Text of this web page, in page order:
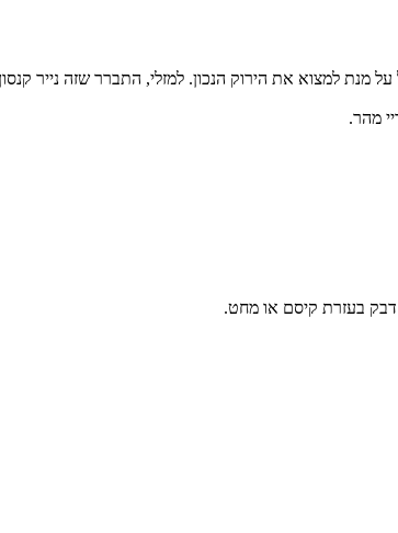
מנת למצוא את הירוק הנכון. למזלי, התברר שזה נייר
מהר.
דבק בעזרת קיסם או מחט.